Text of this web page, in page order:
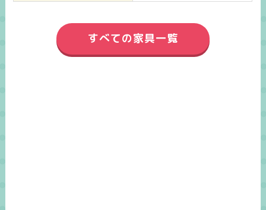
すべての家具一覧